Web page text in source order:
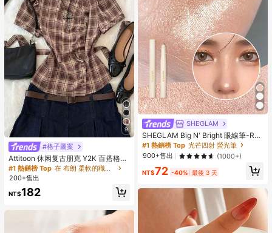
9
#格子圖案
Attitoon 休闲复古朋克 Y2K 百搭格子
纽扣衬衫，适合音乐节、哥特风格、
夏季外出，女士短袖系带衬衫
#1 熱銷榜 Top
在 布朗 柔軟的職業襯衫
200+售出
NT$182
SHEGLAM
SHEGLAM Big N' Bright 眼線筆-Ros
é 品牌美妝化妝品 適合女士與女孩
#1 熱銷榜 Top 光芒四射 螢光筆
900+售出
(1000+)
NT$72 -40% 最後 3 天